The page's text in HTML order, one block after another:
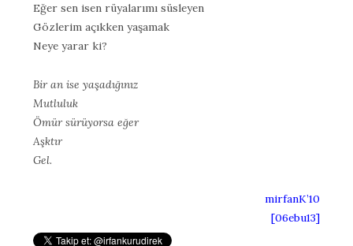
Eğer sen isen rüyalarımı süsleyen
Gözlerim açıkken yaşamak
Neye yarar ki?
Bir an ise yaşadığınız
Mutluluk
Ömür sürüyorsa eğer
Aşktır
Gel.
mirfanK’10
[06ebu13]